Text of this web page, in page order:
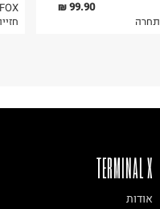
FOX
99.90 ₪
תחרה
TERMINAL X
אודות